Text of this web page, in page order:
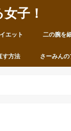
子！
エット 二の腕を
す方法 さーみん